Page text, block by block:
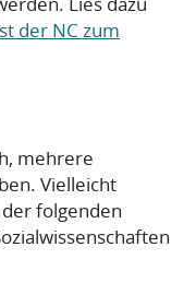
der NC zum
mehrere
Vielleicht
folgenden